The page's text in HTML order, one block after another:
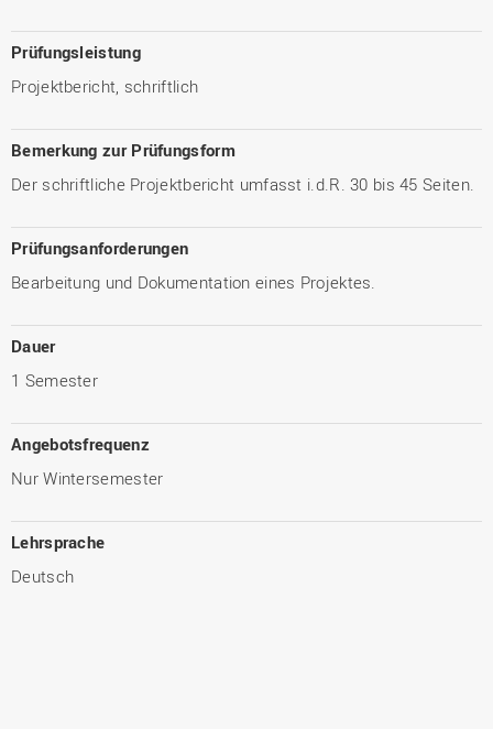
Prüfungsleistung
Projektbericht, schriftlich
Bemerkung zur Prüfungsform
Der schriftliche Projektbericht umfasst i.d.R. 30 bis 45 Seiten.
Prüfungsanforderungen
Bearbeitung und Dokumentation eines Projektes.
Dauer
1 Semester
Angebotsfrequenz
Nur Wintersemester
Lehrsprache
Deutsch